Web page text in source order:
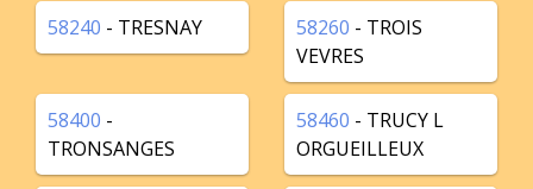
58240 - TRESNAY 58260 - TROIS
VEVRES
58400 -
TRONSANGES
58460 - TRUCY L
ORGUEILLEUX